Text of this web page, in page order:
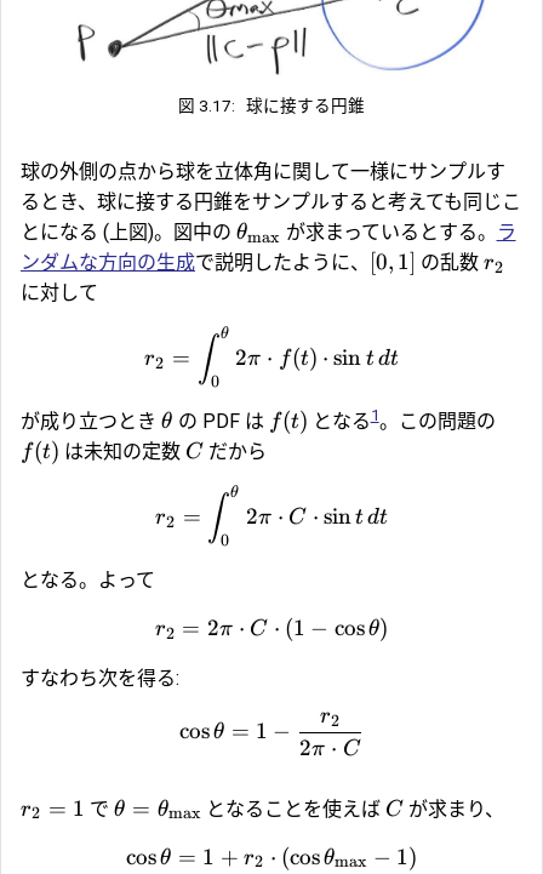
図 3.17: 球に接する円錐
球の外側の点から球を立体角に関して一様にサンプルす
るとき、球に接する円錐をサンプルすると考えても同じこ
とになる (上図)。図中の θmax が求まっているとする。
ラ
ンダムな方向の生成で説明したように、 [0, 1] の乱数r2
に対して
r2 = ∫0
θ
2π ⋅ f(t) ⋅ sin tdt
が成り立つとき θ の PDF は f(t) となる1。この問題の
f(t) は未知の定数 C だから
r2 = ∫0
θ
2π ⋅ C ⋅ sintdt
となる。よって
r2 = 2π ⋅ C ⋅ (1 − cosθ)
すなわち次を得る:
cosθ = 1 −
2π ⋅ C
r2
r2 = 1 でθ = θmax となることを使えば C が求まり、
cosθ = 1 + r2 ⋅ (cosθmax − 1)